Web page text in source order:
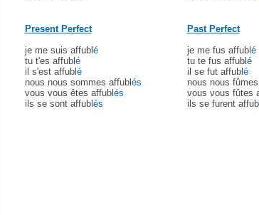
Present Perfect
je me suis affubl é
tu t'es affubl é
il s'est affubl é
nous nous sommes affubl és
vous vous êtes affubl és
ils se sont affubl és
Past Perfect
je me fus affubl é
tu te fus affubl é
il se fut affubl é
nous nous
vous vous fûtes
ils se furent affubl